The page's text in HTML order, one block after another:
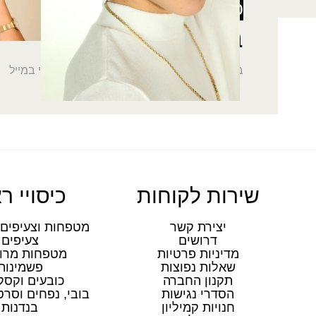
5% הנחה
על כל
בהרשמה לניוזלטר
בואי להתעדכן בחדשות הכי מפנקות שתקבלי במייל
שירות לקוחות
יצירת קשר
דרושים
מדיניות פרטיות
שאלות נפוצות
תקנון החברה
הסדרי נגישות
חנויות קמיליון
כיסויי
מטפחות
צעיפים
מטפחות
כובעים
בובי, נפחים
בנדנות